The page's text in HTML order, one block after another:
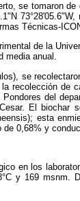
se tomaron de
Técnicas-
de la
media anual.
se
recolección de
del
El biochar
esta
0,68% y
en los
y 169 msnm.